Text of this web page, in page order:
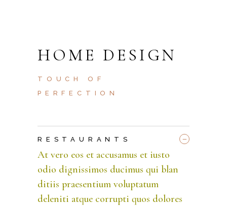
HOME DESIGN
TOUCH OF
PERFECTION
RESTAURANTS _
At vero eos et accusamus et iusto
odio dignissimos ducimus qui blan
ditiis praesentium voluptatum
deleniti atque corrupti quos dolores